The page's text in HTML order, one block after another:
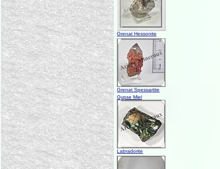
Grenat Hessonite
Grenat Spessartite
Gypse Miel
Labradorite